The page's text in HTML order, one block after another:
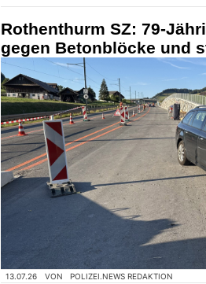
Rothenthurm SZ: 79-
gegen Betonblöcke und
13.07.26 VON POLIZEI.NEWS REDAKTION